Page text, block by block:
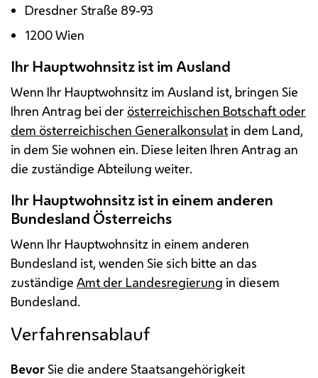
Dresdner Straße 89-93
1200 Wien
Ihr Hauptwohnsitz ist im Ausland
Wenn Ihr Hauptwohnsitz im Ausland ist, bringen Sie
Ihren Antrag bei der österreichischen Botschaft oder
dem österreichischen Generalkonsulat in dem Land,
in dem Sie wohnen ein. Diese leiten Ihren Antrag an
die zuständige Abteilung weiter.
Ihr Hauptwohnsitz ist in einem anderen
Bundesland Österreichs
Wenn Ihr Hauptwohnsitz in einem anderen
Bundesland ist, wenden Sie sich bitte an das
zuständige Amt der Landesregierung in diesem
Bundesland.
Verfahrensablauf
BevorSie die andere Staatsangehörigkeit